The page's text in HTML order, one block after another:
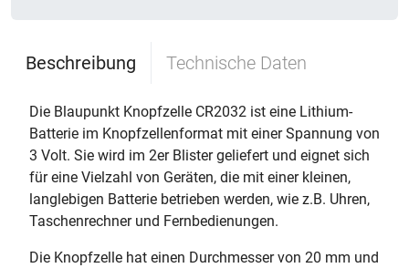
Beschreibung Technische Daten
Die Blaupunkt Knopfzelle CR2032 ist eine Lithium-
Batterie im Knopfzellenformat mit einer Spannung von
3 Volt. Sie wird im 2er Blister geliefert und eignet sich
für eine Vielzahl von Geräten, die mit einer kleinen,
langlebigen Batterie betrieben werden, wie z.B. Uhren,
Taschenrechner und Fernbedienungen.
Die Knopfzelle hat einen Durchmesser von 20 mm und